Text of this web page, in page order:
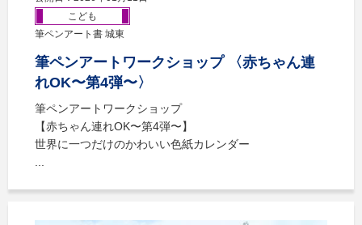
こども
筆ペンアート書 城東
筆ペンアートワークショップ 〈赤ちゃん連
れOK〜第4弾〜〉
筆ペンアートワークショップ
【赤ちゃん連れOK〜第4弾〜】
世界に一つだけのかわいい色紙カレンダー